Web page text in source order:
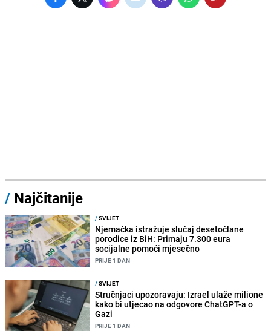
/ Najčitanije
/SVIJET
Njemačka istražuje slučaj desetočlane
porodice iz BiH: Primaju 7.300 eura
socijalne pomoći mjesečno
PRIJE 1 DAN
/SVIJET
Stručnjaci upozoravaju: Izrael ulaže milione
kako bi utjecao na odgovore ChatGPT-a o
Gazi
PRIJE 1 DAN